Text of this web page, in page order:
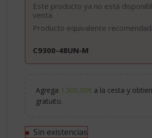
Este producto ya no está
venta.
Producto equivalente
C9300-48UN-M
Agrega 1.500,00€ a la cesta y
gratuito.
Sin existencias